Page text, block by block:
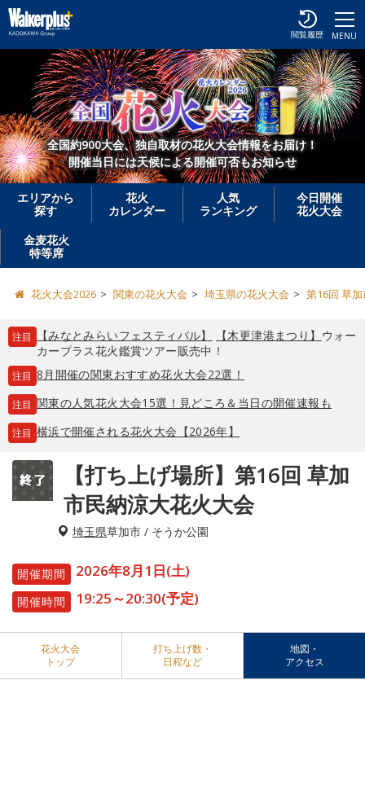
MENU
閲覧履歴
全国約900大会、独自取材の花火大会情報をお届け！
開催当日には天候による開催可否もお知らせ
エリアから
探す
花火
カレンダー
人気
ランキング
今日開催
花火大会
金麦花火
特等席
花火大会2026 関東の花火大会 埼玉県の花火大会 第16回 草
注目 【みなとみらいフェスティバル】 【木更津港まつり】 ウォー
カープラス花火鑑賞ツアー販売中！
注目 8月開催の関東おすすめ花火大会22選！
注目 関東の人気花火大会15選！見どころ＆当日の開催速報も
注目 横浜で開催される花火大会【2026年】
【打ち上げ場所】第16回 草加
市民納涼大花火大会
埼玉県草加市 / そうか公園
開催期間 2026年8月1日(土)
開催時間 19:25～20:30(予定)
花火大会
トップ
打ち上げ数・
日程など
地図・
アクセス